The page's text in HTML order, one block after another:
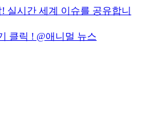
실시간 세계 이슈를 공유합니
클릭 ! @애니멀 뉴스